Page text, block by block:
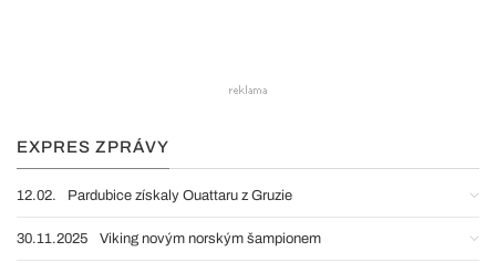
EXPRES ZPRÁVY
12.02. Pardubice získaly Ouattaru z Gruzie
30.11.2025 Viking novým norským šampionem